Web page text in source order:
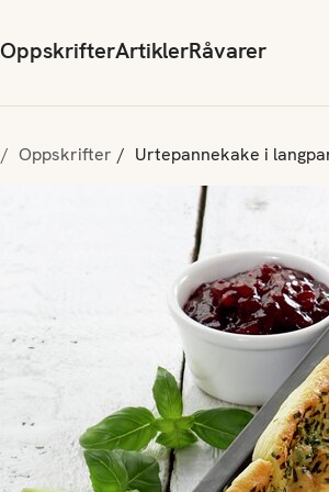
OppskrifterArtiklerRåvarer
Oppskrifter Urtepannekake i